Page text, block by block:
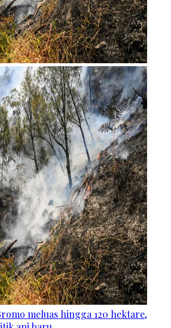
meluas hingga 120 hektare,